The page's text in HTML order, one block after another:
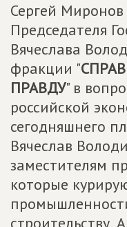
Сергей
Председателя
Вячеслава
фракции "
ПРАВДУ" в
российской
сегодняшнего
Вячеслав
заместителям
которые
строительству,